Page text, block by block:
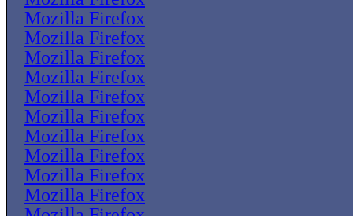
Mozilla Firefox
Mozilla Firefox
Mozilla Firefox
Mozilla Firefox
Mozilla Firefox
Mozilla Firefox
Mozilla Firefox
Mozilla Firefox
Mozilla Firefox
Mozilla Firefox